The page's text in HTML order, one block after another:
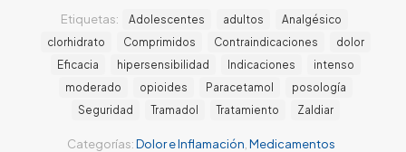
Categorías:Dolor e Inflamación Medicamentos
Etiquetas: Adolescentes adultos
Analgésico
clorhidrato
Comprimidos Contraindicaciones
dolor
Eficacia
hipersensibilidad Indicaciones
intenso
moderado
opioides Paracetamol
posología
Seguridad
Tramadol Tratamiento Zaldiar